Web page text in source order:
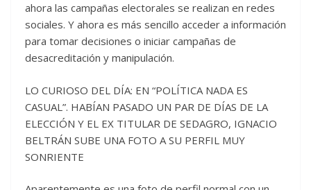
ahora las campañas electorales se realizan en redes
sociales. Y ahora es más sencillo acceder a información
para tomar decisiones o iniciar campañas de
desacreditación y manipulación.
LO CURIOSO DEL DÍA: EN “POLÍTICA NADA ES
CASUAL”. HABÍAN PASADO UN PAR DE DÍAS DE LA
ELECCIÓN Y EL EX TITULAR DE SEDAGRO, IGNACIO
BELTRÁN SUBE UNA FOTO A SU PERFIL MUY
SONRIENTE